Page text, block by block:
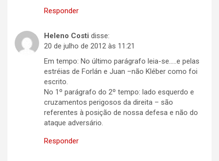
Responder
Heleno Costi disse:
20 de julho de 2012 às 11:21
Em tempo: No último parágrafo leia-se…..e pelas
estréias de Forlán e Juan –não Kléber como foi
escrito.
No 1º parágrafo do 2º tempo: lado esquerdo e
cruzamentos perigosos da direita – são
referentes à posição de nossa defesa e não do
ataque adversário.
Responder